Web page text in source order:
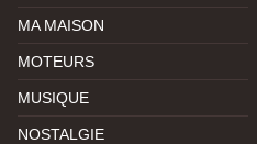
MA MAISON
MOTEURS
MUSIQUE
NOSTALGIE